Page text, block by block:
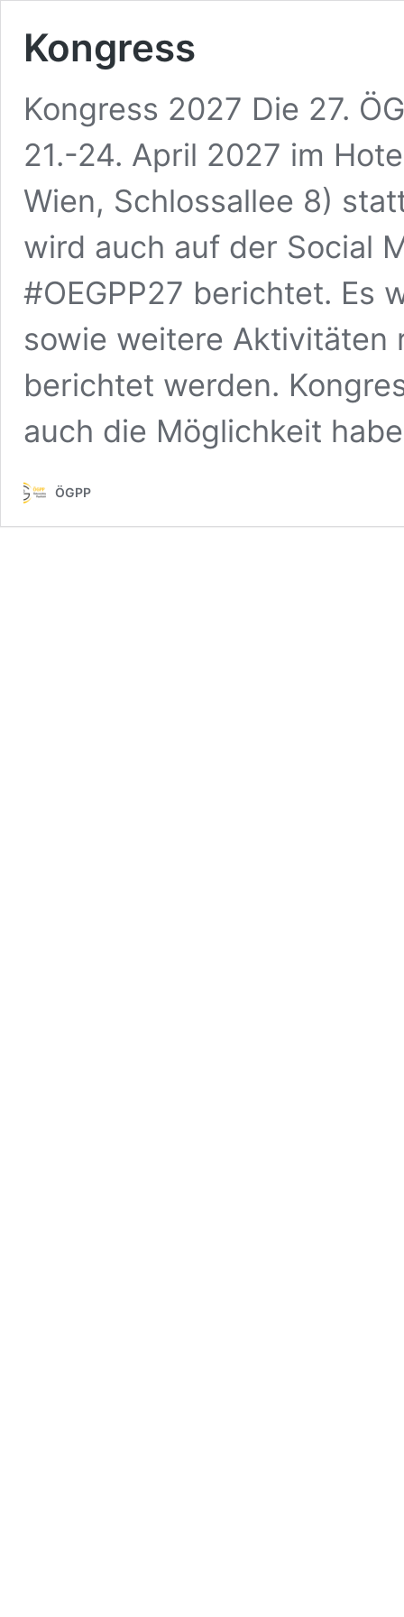
Kongress
Kongress 2027 Die 27.
21.-24. April 2027 im
Wien, Schlossallee 8)
wird auch auf der Social
#OEGPP27 berichtet. Es
sowie weitere Aktivitäten
berichtet werden.
auch die Möglichkeit
ÖGPP